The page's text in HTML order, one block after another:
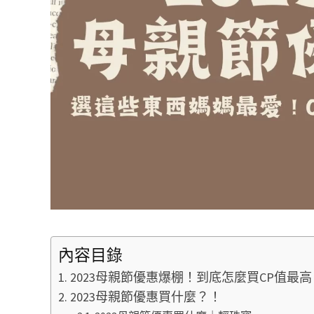
內容目錄
2023母親節優惠爆棚！到底怎麼買CP值最
2023母親節優惠買什麼？！